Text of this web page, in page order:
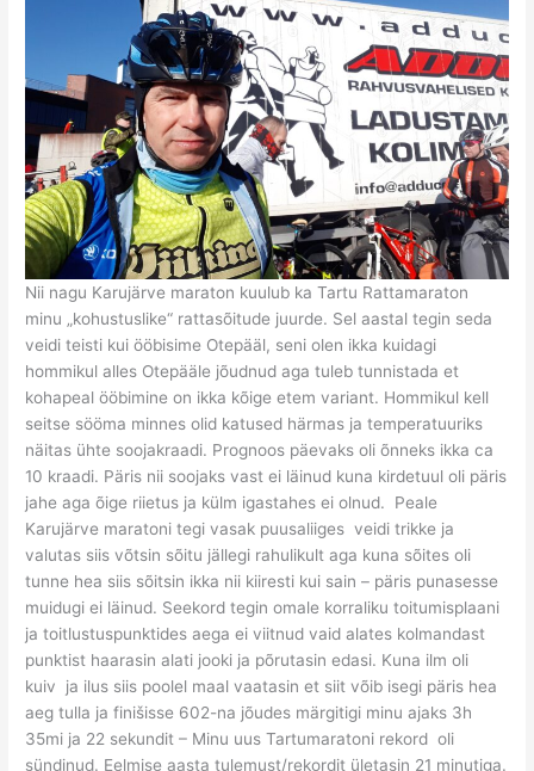
Nii nagu Karujärve maraton kuulub ka Tartu Rattamaraton
minu „kohustuslike“ rattasõitude juurde. Sel aastal tegin seda
veidi teisti kui ööbisime Otepääl, seni olen ikka kuidagi
hommikul alles Otepääle jõudnud aga tuleb tunnistada et
kohapeal ööbimine on ikka kõige etem variant. Hommikul kell
seitse sööma minnes olid katused härmas ja temperatuuriks
näitas ühte soojakraadi. Prognoos päevaks oli õnneks ikka ca
10 kraadi. Päris nii soojaks vast ei läinud kuna kirdetuul oli päris
jahe aga õige riietus ja külm igastahes ei olnud. Peale
Karujärve maratoni tegi vasak puusaliiges veidi trikke ja
valutas siis võtsin sõitu jällegi rahulikult aga kuna sõites oli
tunne hea siis sõitsin ikka nii kiiresti kui sain – päris punasesse
muidugi ei läinud. Seekord tegin omale korraliku toitumisplaani
ja toitlustuspunktides aega ei viitnud vaid alates kolmandast
punktist haarasin alati jooki ja põrutasin edasi. Kuna ilm oli
kuiv ja ilus siis poolel maal vaatasin et siit võib isegi päris hea
aeg tulla ja finišisse 602-na jõudes märgitigi minu ajaks 3h
35mi ja 22 sekundit – Minu uus Tartumaratoni rekord oli
sündinud. Eelmise aasta tulemust/rekordit ületasin 21 minutiga.